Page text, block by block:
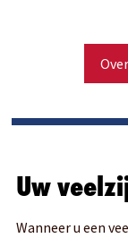
Uw
Wanneer u een